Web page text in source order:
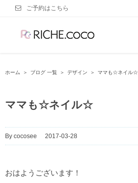
ご予約はこちら
ホーム ＞ ブログ 一覧 ＞ デザイン ＞ ママも☆ネイル☆
ママも☆ネイル☆
By cocosee 2017-03-28
おはようございます！